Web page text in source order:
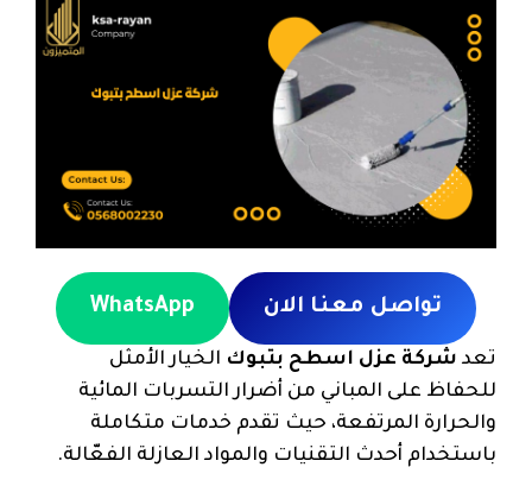
تواصل معنا الان WhatsApp
تعد شركة عزل اسطح بتبوك الخيار الأمثل
للحفاظ على المباني من أضرار التسربات المائية
والحرارة المرتفعة، حيث تقدم خدمات متكاملة
باستخدام أحدث التقنيات والمواد العازلة الفعّالة.